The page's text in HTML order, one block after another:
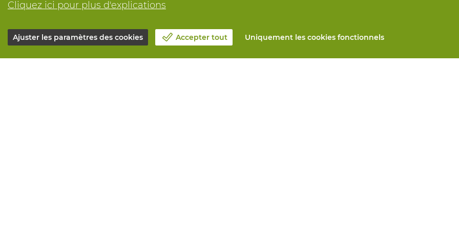
Cliquez ici pour plus d'explications
Ajuster les paramètres des cookies Accepter tout Uniquement les cookies fonctionnels